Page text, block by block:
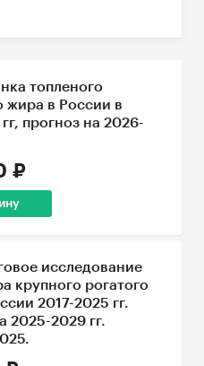
топленого
жира в России в
прогноз на 2026-
₽
исследование
крупного рогатого
2017-2025 гг.
2025-2029 гг.